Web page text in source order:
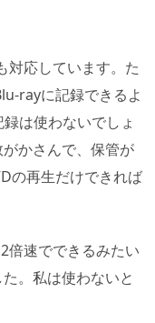
対応しています。た
rayに記録できるよ
は使わないでしょ
かさんで、保管が
の再生だけできれば
倍速でできるみたい
。私は使わないと